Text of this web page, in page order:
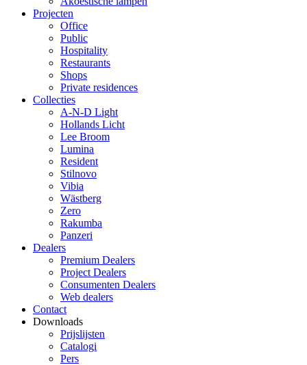
Projecten
Office
Public
Hospitality
Restaurants
Shops
Private residences
Collecties
A-N-D Light
Hollands Licht
Lee Broom
Lumina
Resident
Stilnovo
Vibia
Wästberg
Zero
Rakumba
Panzeri
Dealers
Premium Dealers
Project Dealers
Consumenten Dealers
Web dealers
Contact
Downloads
Prijslijsten
Catalogi
Pers